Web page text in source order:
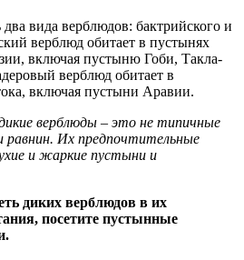
вида верблюдов: бактрийского и
верблюд обитает в пустынях
включая пустыню Гоби, Такла-
верблюд обитает в
включая пустыни Аравии.
верблюды – это не типичные
равнин. Их предпочтительные
и жаркие пустыни и
диких верблюдов в их
посетите пустынные